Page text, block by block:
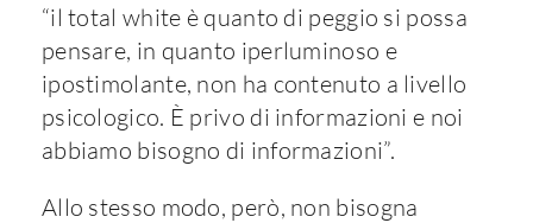
“il total white è quanto di peggio si possa
pensare, in quanto iperluminoso e
ipostimolante, non ha contenuto a livello
psicologico. È privo di informazioni e noi
abbiamo bisogno di informazioni”.
Allo stesso modo, però, non bisogna